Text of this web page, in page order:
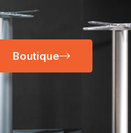
Boutique